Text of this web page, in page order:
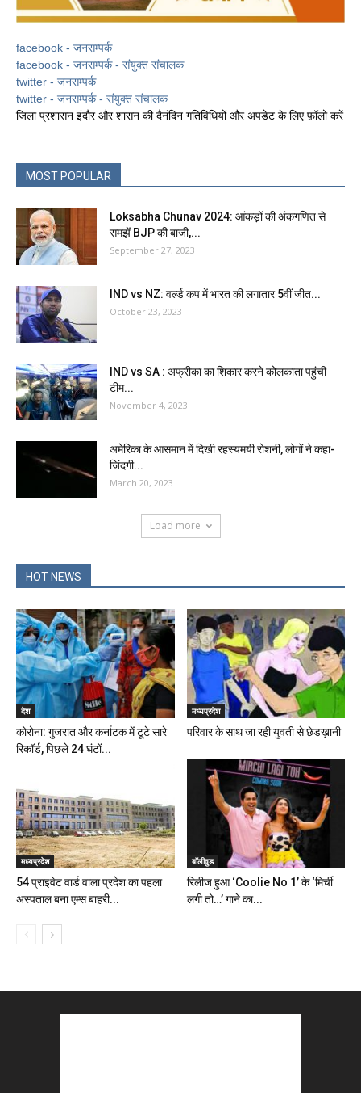
facebook - जनसम्पर्क
facebook - जनसम्पर्क - संयुक्त संचालक
twitter - जनसम्पर्क
twitter - जनसम्पर्क - संयुक्त संचालक
जिला प्रशासन इंदौर और शासन की दैनंदिन गतिविधियों और अपडेट के लिए फ़ॉलो करें
MOST POPULAR
Loksabha Chunav 2024: आंकड़ों की अंकगणित से
समझें BJP की बाजी,...
September 27, 2023
IND vs NZ: वर्ल्ड कप में भारत की लगातार 5वीं जीत...
October 23, 2023
IND vs SA : अफ्रीका का शिकार करने कोलकाता पहुंची
टीम...
November 4, 2023
अमेरिका के आसमान में दिखी रहस्यमयी रोशनी, लोगों ने कहा-
जिंदगी...
March 20, 2023
Load more
HOT NEWS
देश
कोरोना: गुजरात और कर्नाटक में टूटे सारे
रिकॉर्ड, पिछले 24 घंटों...
मध्यप्रदेश
परिवार के साथ जा रही युवती से छेडख़ानी
मध्यप्रदेश
54 प्राइवेट वार्ड वाला प्रदेश का पहला
अस्पताल बना एम्स बाहरी...
बॉलीवुड
रिलीज हुआ ‘Coolie No 1’ के ‘मिर्ची
लगी तो…’ गाने का...